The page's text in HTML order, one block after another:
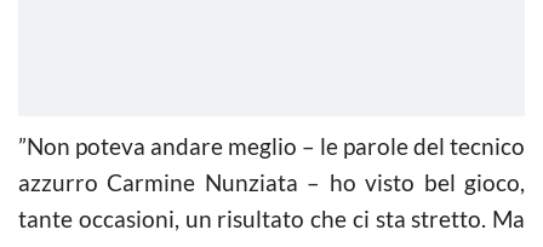
”Non poteva andare meglio – le parole del tecnico
azzurro Carmine Nunziata – ho visto bel gioco,
tante occasioni, un risultato che ci sta stretto. Ma